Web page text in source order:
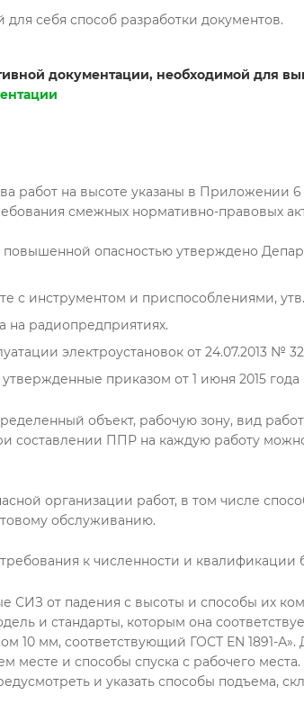
себя способ разработки документов.
документации, необходимой для
работ на высоте указаны в Приложении
смежных нормативно-правовых
опасностью утверждено
с инструментом и приспособлениями,
на радиопредприятиях.
электроустановок от 24.07.2013 №
приказом от 1 июня 2015
объект, рабочую зону, вид
составлении ППР на каждую работу
организации работ, в том числе
обслуживанию.
к численности и
СИЗ от падения с высоты и способы их
и стандарты, которым она
10 мм, соответствующий ГОСТ EN 1891-
месте и способы спуска с рабочего
и указать способы подъема,